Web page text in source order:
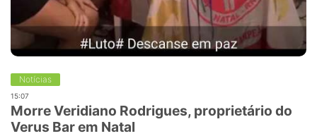
Notícias
15:07
Morre Veridiano Rodrigues, proprietário do
Verus Bar em Natal